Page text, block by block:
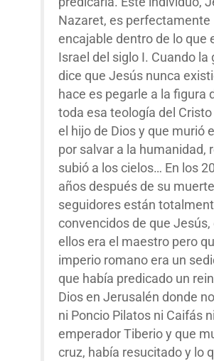
Nazaret, es perfectamente
encajable dentro de lo que
Israel del siglo I. Cuando la
dice que Jesús nunca
hace es pegarle a la figura
toda esa teología del
el hijo de Dios y que murió
por salvar a la humanidad,
subió a los cielos… En los
años después de su
seguidores están
convencidos de que Jesús,
ellos era el maestro pero
imperio romano era un
que había predicado un
Dios en Jerusalén donde
ni Poncio Pilatos ni Caifás
emperador Tiberio y que
cruz, había resucitado y lo